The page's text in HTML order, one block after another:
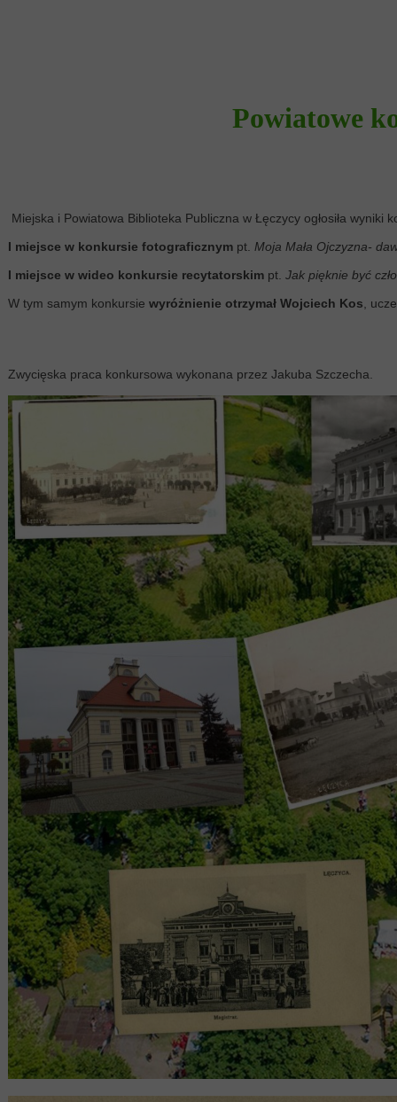
Miejska i Powiatowa Biblioteka Publiczna w Łęczycy ogłosiła
I miejsce w konkursie fotograficznym pt. Moja Mała Ojczyzna-
I miejsce w wideo konkursie recytatorskim pt. Jak pięknie być
W tym samym konkursie wyróżnienie otrzymał Wojciech Kos ,
Zwycięska praca konkursowa wykonana przez Jakuba Szczecha.
Powiatowe